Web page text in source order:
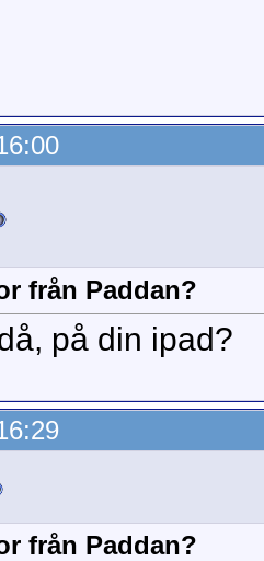
från Paddan?
på din ipad?
från Paddan?